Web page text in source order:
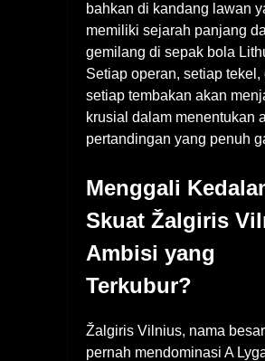
bahkan di kandang lawan
memiliki sejarah panjang
gemilang di sepak bola
Setiap operan, setiap tekel,
setiap tembakan akan
krusial dalam menentukan
pertandingan yang penuh
Menggali
Skuat Žalgiris
Ambisi yang
Terkubur?
Žalgiris Vilnius, nama
pernah mendominasi A